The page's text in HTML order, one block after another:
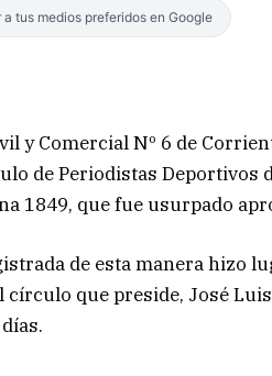
tus medios preferidos en Google
y Comercial Nº 6 de
de Periodistas Deportivos
1849, que fue usurpado
de esta manera hizo
que preside, José